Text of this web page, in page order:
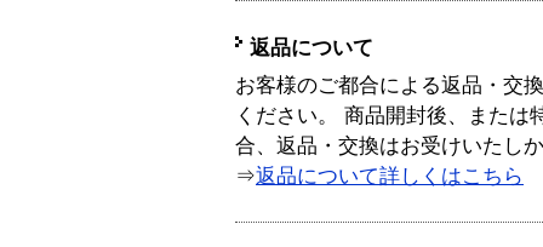
返品について
お客様のご都合による返品・交
ください。 商品開封後、または
合、返品・交換はお受けいたし
⇒返品について詳しくはこちら